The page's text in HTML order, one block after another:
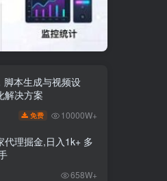
脚本生成与视频设
解决方案
免费 10000W+
代理掘金,日入1k+ 多
658W+